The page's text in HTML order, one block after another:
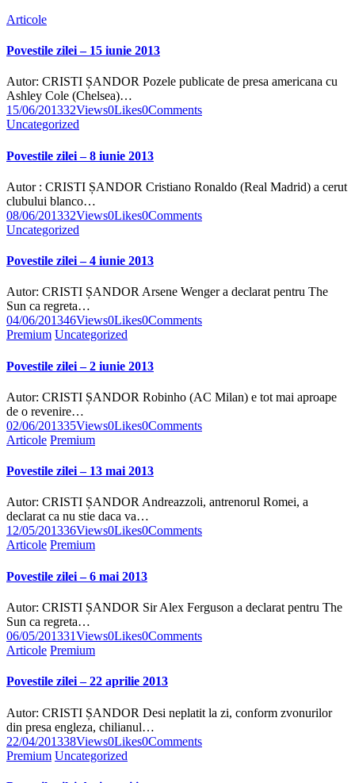
Articole
Povestile zilei – 15 iunie 2013
Autor: CRISTI ȘANDOR Pozele publicate de presa americana cu
Ashley Cole (Chelsea)…
15/06/201332Views0Likes0Comments
Uncategorized
Povestile zilei – 8 iunie 2013
Autor : CRISTI ȘANDOR Cristiano Ronaldo (Real Madrid) a cerut
clubului blanco…
08/06/201332Views0Likes0Comments
Uncategorized
Povestile zilei – 4 iunie 2013
Autor: CRISTI ȘANDOR Arsene Wenger a declarat pentru The
Sun ca regreta…
04/06/201346Views0Likes0Comments
Premium Uncategorized
Povestile zilei – 2 iunie 2013
Autor: CRISTI ȘANDOR Robinho (AC Milan) e tot mai aproape
de o revenire…
02/06/201335Views0Likes0Comments
Articole Premium
Povestile zilei – 13 mai 2013
Autor: CRISTI ȘANDOR Andreazzoli, antrenorul Romei, a
declarat ca nu stie daca va…
12/05/201336Views0Likes0Comments
Articole Premium
Povestile zilei – 6 mai 2013
Autor: CRISTI ȘANDOR Sir Alex Ferguson a declarat pentru The
Sun ca regreta…
06/05/201331Views0Likes0Comments
Articole Premium
Povestile zilei – 22 aprilie 2013
Autor: CRISTI ȘANDOR Desi neplatit la zi, conform zvonurilor
din presa engleza, chilianul…
22/04/201338Views0Likes0Comments
Premium Uncategorized